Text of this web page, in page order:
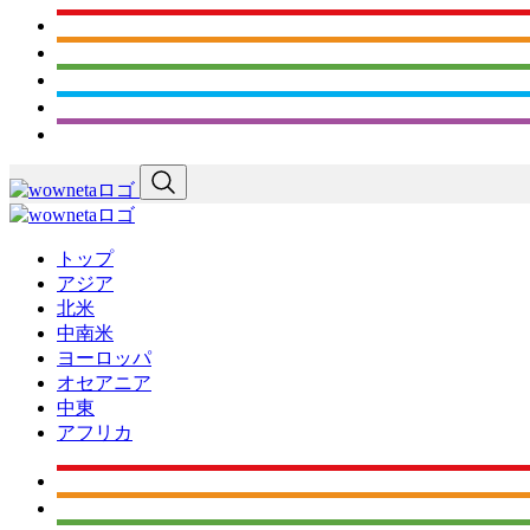
トップ
アジア
北米
中南米
ヨーロッパ
オセアニア
中東
アフリカ